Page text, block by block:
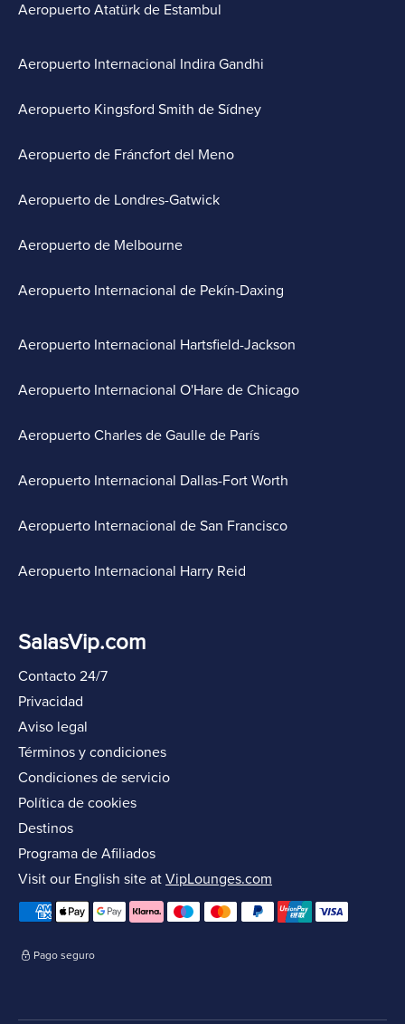
Aeropuerto Atatürk de Estambul
Aeropuerto Internacional Indira Gandhi
Aeropuerto Kingsford Smith de Sídney
Aeropuerto de Fráncfort del Meno
Aeropuerto de Londres-Gatwick
Aeropuerto de Melbourne
Aeropuerto Internacional de Pekín-Daxing
Aeropuerto Internacional Hartsfield-Jackson
Aeropuerto Internacional O'Hare de Chicago
Aeropuerto Charles de Gaulle de París
Aeropuerto Internacional Dallas-Fort Worth
Aeropuerto Internacional de San Francisco
Aeropuerto Internacional Harry Reid
SalasVip.com
Contacto 24/7
Privacidad
Aviso legal
Términos y condiciones
Condiciones de servicio
Política de cookies
Destinos
Programa de Afiliados
Visit our English site at VipLounges.com
Pago seguro